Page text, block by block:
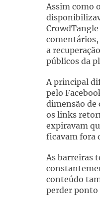
Assim como
comentários,
a
públicos da
A principal
pelo
dimensão
os links
expiravam
ficavam fora
As barreiras
conteúdo
perder ponto